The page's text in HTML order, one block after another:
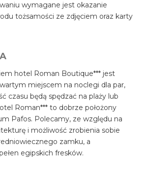
wymagane jest okazanie
tożsamości ze zdjęciem oraz karty
hotel Roman Boutique*** jest
miejscem na noclegi dla par,
czasu będą spędzać na plaży lub
Roman*** to dobrze położony
Pafos. Polecamy, ze względu na
i możliwość zrobienia sobie
zamku, a
egipskich fresków.